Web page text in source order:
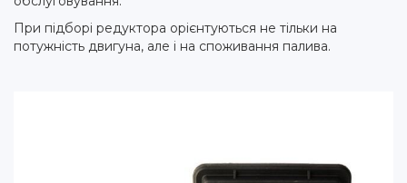
При підборі редуктора орієнтуються не тільки на
потужність двигуна, але і на споживання палива.